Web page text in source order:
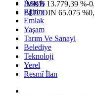
IMKB 13.779,39 %-
BITCOIN 65.075
Asayiş
Eğitim
Emlak
Yaşam
Tarım Ve Sanayi
Belediye
Teknoloji
Yerel
Resmî İlan